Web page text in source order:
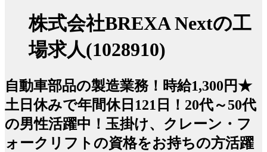
株式会社BREXA Nextの工
場求人(1028910)
自動車部品の製造業務！時給1,300円★
土日休みで年間休日121日！20代～50代
の男性活躍中！玉掛け、クレーン・フ
ォークリフトの資格をお持ちの方活躍